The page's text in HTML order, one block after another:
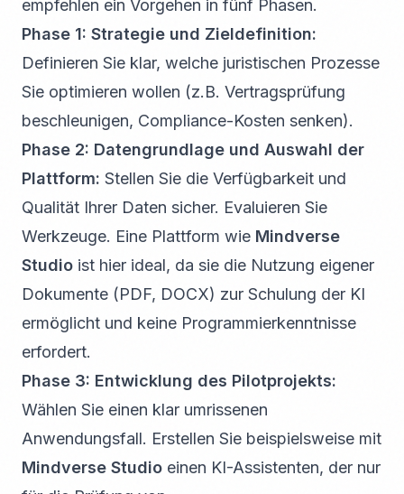
empfehlen ein Vorgehen in fünf Phasen.
Phase 1: Strategie und Zieldefinition:
Definieren Sie klar, welche juristischen Prozesse
Sie optimieren wollen (z.B. Vertragsprüfung
beschleunigen, Compliance-Kosten senken).
Phase 2: Datengrundlage und Auswahl der
Plattform: Stellen Sie die Verfügbarkeit und
Qualität Ihrer Daten sicher. Evaluieren Sie
Werkzeuge. Eine Plattform wie Mindverse
Studio ist hier ideal, da sie die Nutzung eigener
Dokumente (PDF, DOCX) zur Schulung der KI
ermöglicht und keine Programmierkenntnisse
erfordert.
Phase 3: Entwicklung des Pilotprojekts:
Wählen Sie einen klar umrissenen
Anwendungsfall. Erstellen Sie beispielsweise mit
Mindverse Studio einen KI-Assistenten, der nur